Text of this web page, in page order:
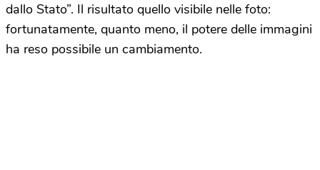
dallo Stato”. Il risultato quello visibile nelle foto:
fortunatamente, quanto meno, il potere delle immagini
ha reso possibile un cambiamento.